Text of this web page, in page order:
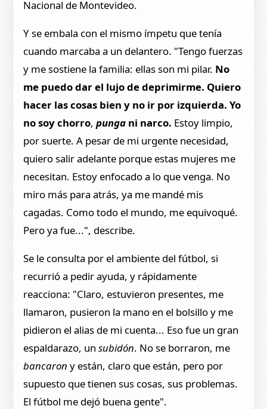
Nacional de Montevideo.
Y se embala con el mismo ímpetu que tenía
cuando marcaba a un delantero. "Tengo fuerzas
y me sostiene la familia: ellas son mi pilar. No
me puedo dar el lujo de deprimirme. Quiero
hacer las cosas bien y no ir por izquierda. Yo
no soy chorro,punga ni narco. Estoy limpio,
por suerte. A pesar de mi urgente necesidad,
quiero salir adelante porque estas mujeres me
necesitan. Estoy enfocado a lo que venga. No
miro más para atrás, ya me mandé mis
cagadas. Como todo el mundo, me equivoqué.
Pero ya fue...", describe.
Se le consulta por el ambiente del fútbol, si
recurrió a pedir ayuda, y rápidamente
reacciona: "Claro, estuvieron presentes, me
llamaron, pusieron la mano en el bolsillo y me
pidieron el alias de mi cuenta... Eso fue un gran
espaldarazo, unsubidón. No se borraron, me
bancarony están, claro que están, pero por
supuesto que tienen sus cosas, sus problemas.
El fútbol me dejó buena gente".